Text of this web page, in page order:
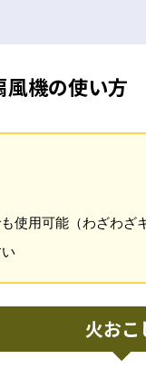
風機の使い方
使用可能（わざわざ
火おこ